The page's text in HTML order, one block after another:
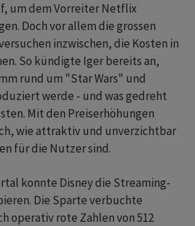
um dem Vorreiter Netflix
Doch vor allem die grossen
inzwischen, die Kosten in
So kündigte Iger bereits an,
rund um "Star Wars" und
werde - und was gedreht
Mit den Preiserhöhungen
wie attraktiv und unverzichtbar
für die Nutzer sind.
konnte Disney die Streaming-
Die Sparte verbuchte
operativ rote Zahlen von 512